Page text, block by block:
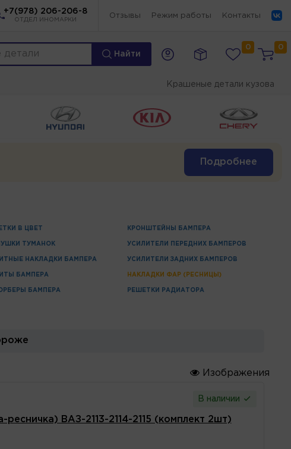
+7(978) 206-206-8
ОТДЕЛ ИНОМАРКИ
Отзывы Режим работы Контакты
Найти
0 0
Крашеные детали кузова
Подробнее
В ЦВЕТ
ТУМАНОК
НАКЛАДКИ БАМПЕРА
БАМПЕРА
БАМПЕРА
КРОНШТЕЙНЫ БАМПЕРА
УСИЛИТЕЛИ ПЕРЕДНИХ БАМПЕРОВ
УСИЛИТЕЛИ ЗАДНИХ БАМПЕРОВ
НАКЛАДКИ ФАР (РЕСНИЦЫ)
РЕШЕТКИ РАДИАТОРА
Изображения
В наличии
ВАЗ-2113-2114-2115 (комплект 2шт)